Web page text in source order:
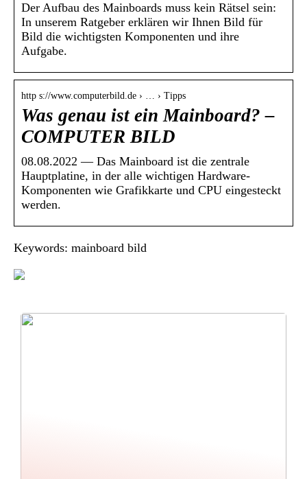
Der Aufbau des Mainboards muss kein Rätsel sein:
In unserem Ratgeber erklären wir Ihnen Bild für
Bild die wichtigsten Komponenten und ihre
Aufgabe.
http s://www.computerbild.de › … › Tipps
Was genau ist ein Mainboard? –
COMPUTER BILD
08.08.2022 — Das Mainboard ist die zentrale
Hauptplatine, in der alle wichtigen Hardware-
Komponenten wie Grafikkarte und CPU eingesteckt
werden.
Keywords: mainboard bild